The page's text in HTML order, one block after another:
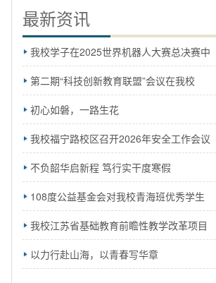
最新资讯
我校学子在2025世界机器人大赛总决赛中
第二期“科技创新教育联盟”会议在我校
初心如磐，一路生花
我校福宁路校区召开2026年安全工作会议
不负韶华启新程 笃行实干度寒假
108度公益基金会对我校青海班优秀学生
我校江苏省基础教育前瞻性教学改革项目
以力行赴山海，以青春写华章